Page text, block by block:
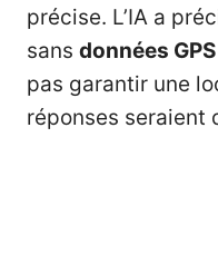
précise. L’IA a
sans données GPS
pas garantir une
réponses seraient